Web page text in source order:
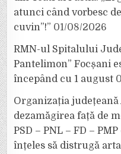
atunci când vorbesc
cuvin”!” 01/08/2026
RMN-ul Spitalului
Pantelimon” Focșani
începând cu 1 august
Organizația județeană
dezamăgirea față de
PSD – PNL – FD –
înțeles să distrugă